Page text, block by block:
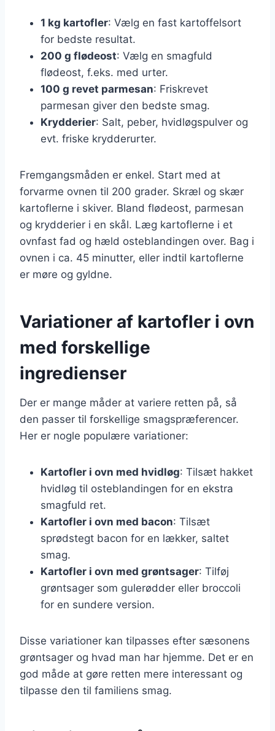
1 kg kartofler: Vælg en fast kartoffelsort
for bedste resultat.
200 g flødeost: Vælg en smagfuld
flødeost, f.eks. med urter.
100 g revet parmesan: Friskrevet
parmesan giver den bedste smag.
Krydderier: Salt, peber, hvidløgspulver og
evt. friske krydderurter.
Fremgangsmåden er enkel. Start med at
forvarme ovnen til 200 grader. Skræl og skær
kartoflerne i skiver. Bland flødeost, parmesan
og krydderier i en skål. Læg kartoflerne i et
ovnfast fad og hæld osteblandingen over. Bag i
ovnen i ca. 45 minutter, eller indtil kartoflerne
er møre og gyldne.
Variationer af kartofler i ovn
med forskellige
ingredienser
Der er mange måder at variere retten på, så
den passer til forskellige smagspræferencer.
Her er nogle populære variationer:
Kartofler i ovn med hvidløg: Tilsæt hakket
hvidløg til osteblandingen for en ekstra
smagfuld ret.
Kartofler i ovn med bacon: Tilsæt
sprødstegt bacon for en lækker, saltet
smag.
Kartofler i ovn med grøntsager: Tilføj
grøntsager som gulerødder eller broccoli
for en sundere version.
Disse variationer kan tilpasses efter sæsonens
grøntsager og hvad man har hjemme. Det er en
god måde at gøre retten mere interessant og
tilpasse den til familiens smag.